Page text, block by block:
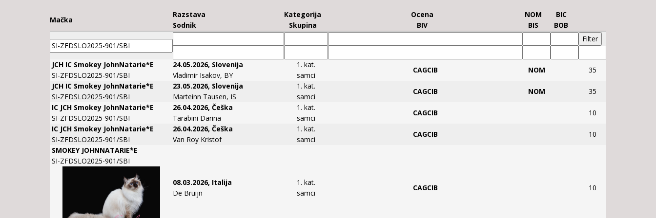
Mačka
Razstava
Sodnik
Kategorija
Skupina
Ocena
BIV
NOM
BIS
BIC
BOB
JCH IC Smokey JohnNatarie*E
SI-ZFDSLO2025-901/SBI
24.05.2026, Slovenija
Vladimir Isakov, BY
1. kat.
samci
CAGCIB NOM
35
JCH IC Smokey JohnNatarie*E
SI-ZFDSLO2025-901/SBI
23.05.2026, Slovenija
Marteinn Tausen, IS
1. kat.
samci
CAGCIB NOM
35
IC JCH Smokey JohnNatarie*E
SI-ZFDSLO2025-901/SBI
26.04.2026, Češka
Tarabini Darina
1. kat.
samci
CAGCIB
10
IC JCH Smokey JohnNatarie*E
SI-ZFDSLO2025-901/SBI
26.04.2026, Češka
Van Roy Kristof
1. kat.
samci
CAGCIB
10
SMOKEY JOHNNATARIE*E
SI-ZFDSLO2025-901/SBI
08.03.2026, Italija
De Bruijn
1. kat.
samci
CAGCIB 10